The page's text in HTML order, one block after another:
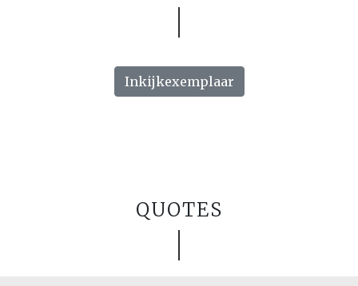
Inkijkexemplaar
QUOTES